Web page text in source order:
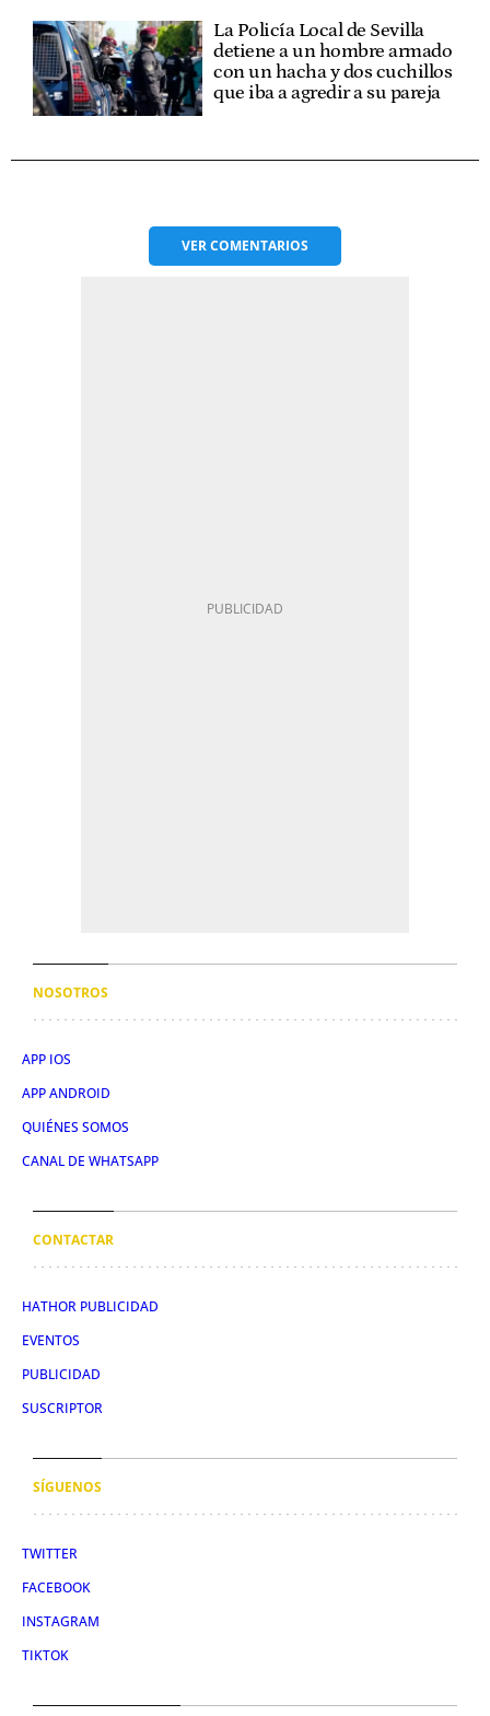
La Policía Local de Sevilla
detiene a un hombre armado
con un hacha y dos cuchillos
que iba a agredir a su pareja
VERCOMENTARIOS
NOSOTROS
APP IOS
APP ANDROID
QUIÉNES SOMOS
CANAL DE WHATSAPP
CONTACTAR
HATHOR PUBLICIDAD
EVENTOS
PUBLICIDAD
SUSCRIPTOR
SÍGUENOS
TWITTER
FACEBOOK
INSTAGRAM
TIKTOK